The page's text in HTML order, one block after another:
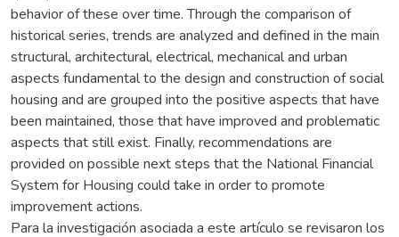
behavior of these over time. Through the comparison of
historical series, trends are analyzed and defined in the main
structural, architectural, electrical, mechanical and urban
aspects fundamental to the design and construction of social
housing and are grouped into the positive aspects that have
been maintained, those that have improved and problematic
aspects that still exist. Finally, recommendations are
provided on possible next steps that the National Financial
System for Housing could take in order to promote
improvement actions.
Para la investigación asociada a este artículo se revisaron los